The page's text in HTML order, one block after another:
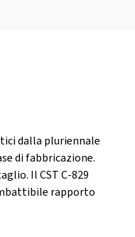
dalla pluriennale
di fabbricazione.
Il CST C-829
rapporto